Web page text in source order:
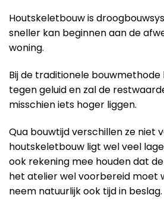
Houtskeletbouw is
sneller kan beginnen aan de
woning.
Bij de traditionele
tegen geluid en zal de
misschien iets hoger liggen.
Qua bouwtijd verschillen ze niet
houtskeletbouw ligt wel veel
ook rekening mee houden dat
het atelier wel voorbereid moet
neem natuurlijk ook tijd in beslag.